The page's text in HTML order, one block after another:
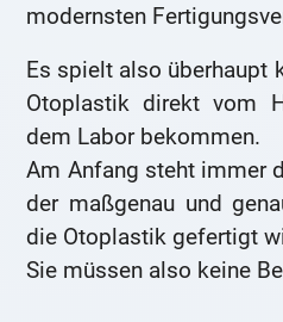
modernsten
Es spielt also überhaupt
Otoplastik direkt vom
dem Labor bekommen.
Am Anfang steht immer
der maßgenau und
die Otoplastik gefertigt
Sie müssen also keine